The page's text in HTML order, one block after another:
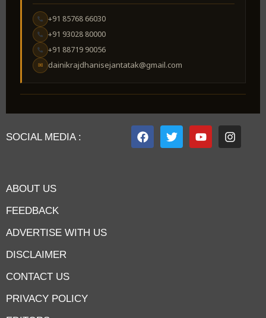
+91 85768 66030
+91 93028 80000
+91 88719 90056
✉ dainikrajdhanisejantatak@gmail.com
SOCIAL MEDIA :
ABOUT US
FEEDBACK
ADVERTISE WITH US
DISCLAIMER
CONTACT US
PRIVACY POLICY